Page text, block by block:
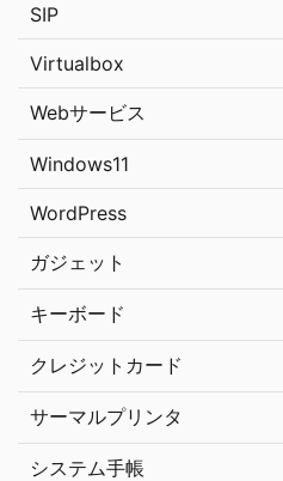
SIP
Virtualbox
Webサービス
Windows11
WordPress
ガジェット
キーボード
クレジットカード
サーマルプリンタ
システム手帳